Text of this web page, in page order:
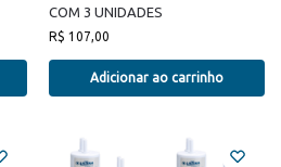
COM 3 UNIDADES
R$ 107,00
Adicionar ao carrinho